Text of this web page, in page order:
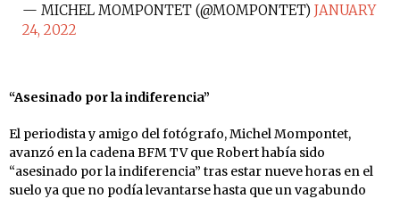
— MICHEL MOMPONTET (@MOMPONTET) JANUARY
24, 2022
“Asesinado por la indiferencia”
El periodista y amigo del fotógrafo, Michel Mompontet,
avanzó en la cadena BFM TV que Robert había sido
“asesinado por la indiferencia” tras estar nueve horas en el
suelo ya que no podía levantarse hasta que un vagabundo